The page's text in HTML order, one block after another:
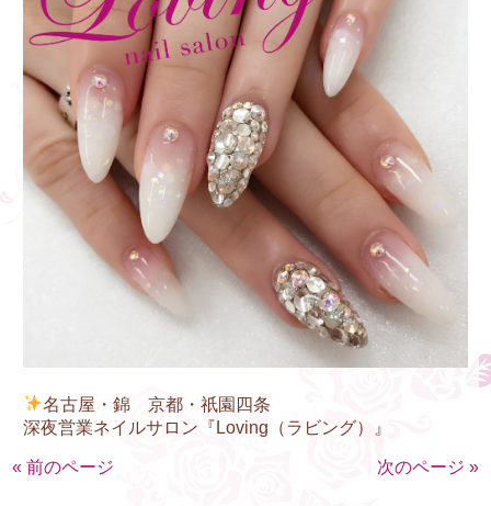
名古屋・錦 京都・祇園四条
深夜営業ネイルサロン『Loving（ラビング）』
« 前のページ 次のページ »